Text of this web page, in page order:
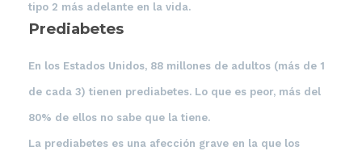
tipo 2 más adelante en la vida.
Prediabetes
En los Estados Unidos, 88 millones de adultos (más de 1
de cada 3) tienen prediabetes. Lo que es peor, más del
80% de ellos no sabe que la tiene.
La prediabetes es una afección grave en la que los